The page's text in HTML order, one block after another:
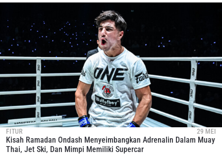
FITUR 29 MEI
Kisah Ramadan Ondash Menyeimbangkan Adrenalin Dalam Muay
Thai, Jet Ski, Dan Mimpi Memiliki Supercar